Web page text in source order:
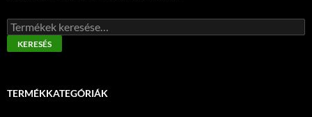
Keresés
a
következőre:
KERESÉS
TERMÉKKATEGÓRIÁK